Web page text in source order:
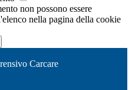
non possono essere
nella pagina della cookie
Carcare